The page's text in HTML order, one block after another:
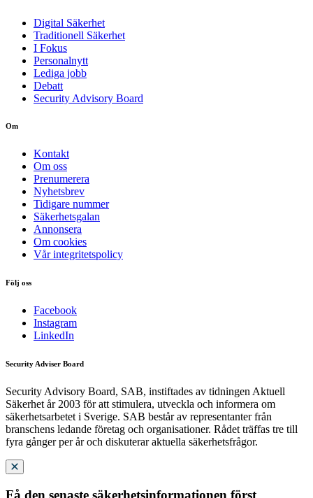
Digital Säkerhet
Traditionell Säkerhet
I Fokus
Personalnytt
Lediga jobb
Debatt
Security Advisory Board
Om
Kontakt
Om oss
Prenumerera
Nyhetsbrev
Tidigare nummer
Säkerhetsgalan
Annonsera
Om cookies
Vår integritetspolicy
Följ oss
Facebook
Instagram
LinkedIn
Security Adviser Board
Security Advisory Board, SAB, instiftades av tidningen Aktuell
Säkerhet år 2003 för att stimulera, utveckla och informera om
säkerhetsarbetet i Sverige. SAB består av representanter från
branschens ledande företag och organisationer. Rådet träffas tre till
fyra gånger per år och diskuterar aktuella säkerhetsfrågor.
Få den senaste säkerhetsinformationen först